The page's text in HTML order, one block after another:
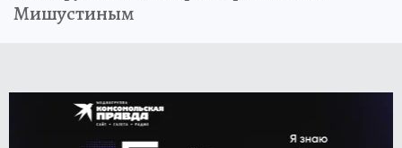
Мишустиным